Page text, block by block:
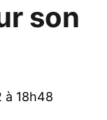
son
à 18h48